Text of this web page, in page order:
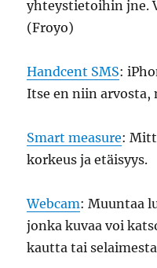
yhteystietoihin jne.
(Froyo)
Handcent SMS:
Itse en niin
Smart measure:
korkeus ja etäisyys.
Webcam: Muuntaa
jonka kuvaa voi
kautta tai